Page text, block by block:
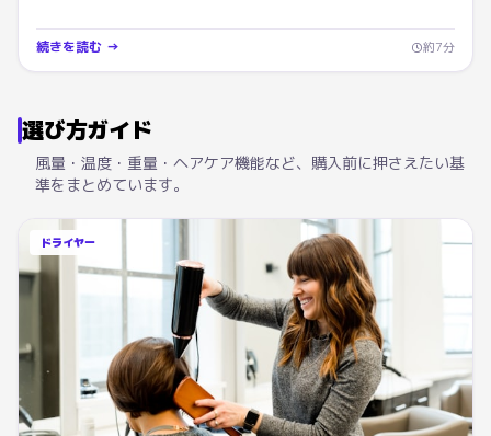
続きを読む → 約7分
選び方ガイド
風量・温度・重量・ヘアケア機能など、購入前に押さえたい基
準をまとめています。
ドライヤー